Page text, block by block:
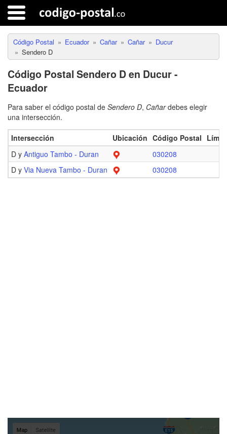
Código Postal Ecuador Cañar Cañar
Ducur
Sendero D
Código Postal Sendero D en Ducur -
Ecuador
Para saber el código postal de Sendero D, Cañardebes elegir
una intersección.
Intersección Ubicación Código Postal
D y Antiguo Tambo - Duran
030208
D y Via Nueva Tambo - Duran 030208